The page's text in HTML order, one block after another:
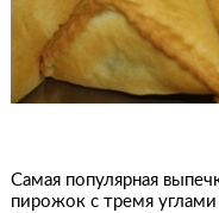
Самая популярная
пирожок с тремя углами